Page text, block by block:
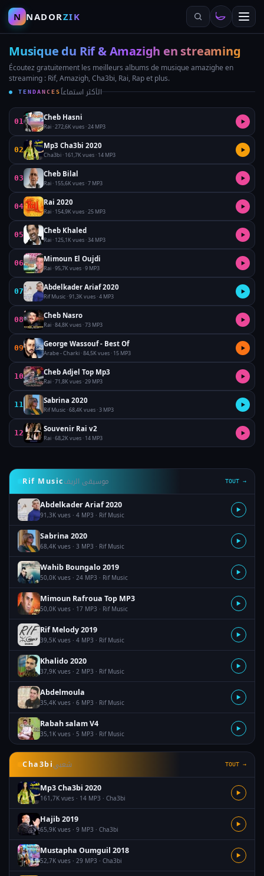
N NADORZIK
Musique du Rif & Amazigh en streaming
Écoutez gratuitement les meilleurs albums de musique amazighe en
streaming : Rif, Amazigh, Cha3bi, Rai, Rap et plus.
● TENDANCESالأكثر استماعاً
01 Cheb Hasni
Rai · 272,6K vues · 24 MP3
▶
02 Mp3 Cha3bi 2020
Cha3bi · 161,7K vues · 14 MP3
▶
03 Cheb Bilal
Rai · 155,6K vues · 7 MP3
▶
04 Rai 2020
Rai · 154,9K vues · 25 MP3
▶
05 Cheb Khaled
Rai · 125,1K vues · 34 MP3
▶
06 Mimoun El Oujdi
Rai · 95,7K vues · 9 MP3
▶
07 Abdelkader Ariaf 2020
Rif Music · 91,3K vues · 4 MP3
▶
08 Cheb Nasro
Rai · 84,8K vues · 73 MP3
▶
09 George Wassouf - Best Of
Arabe - Charki · 84,5K vues · 15 MP3
▶
10 Cheb Adjel Top Mp3
Rai · 71,8K vues · 29 MP3
▶
11 Sabrina 2020
Rif Music · 68,4K vues · 3 MP3
▶
12 Souvenir Rai v2
Rai · 68,2K vues · 14 MP3
▶
Rif Musicموسيقى الريف TOUT →
Abdelkader Ariaf 2020
91,3K vues · 4 MP3 · Rif Music
▶
Sabrina 2020
68,4K vues · 3 MP3 · Rif Music
▶
Wahib Boungalo 2019
50,0K vues · 24 MP3 · Rif Music
▶
Mimoun Rafroua Top MP3
50,0K vues · 17 MP3 · Rif Music
▶
Rif Melody 2019
39,5K vues · 4 MP3 · Rif Music
▶
Khalido 2020
37,9K vues · 2 MP3 · Rif Music
▶
Abdelmoula
35,4K vues · 6 MP3 · Rif Music
▶
Rabah salam V4
35,1K vues · 5 MP3 · Rif Music
▶
Cha3biشعبي TOUT →
Mp3 Cha3bi 2020
161,7K vues · 14 MP3 · Cha3bi
▶
Hajib 2019
65,9K vues · 9 MP3 · Cha3bi
▶
Mustapha Oumguil 2018
52,7K vues · 29 MP3 · Cha3bi
▶